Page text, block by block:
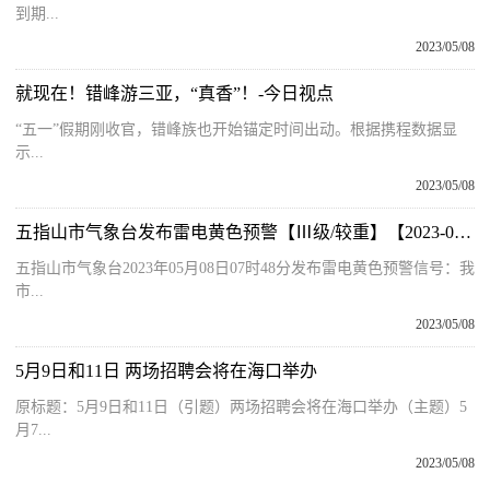
到期...
2023/05/08
就现在！错峰游三亚，“真香”！-今日视点
“五一”假期刚收官，错峰族也开始锚定时间出动。根据携程数据显
示...
2023/05/08
五指山市气象台发布雷电黄色预警【Ⅲ级/较重】【2023-05-08】
五指山市气象台2023年05月08日07时48分发布雷电黄色预警信号：我
市...
2023/05/08
5月9日和11日 两场招聘会将在海口举办
原标题：5月9日和11日（引题）两场招聘会将在海口举办（主题）5
月7...
2023/05/08